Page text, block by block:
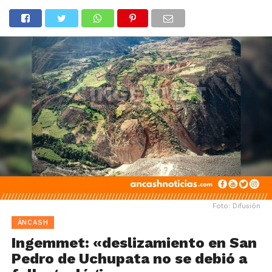
Foto: Difusión
ÁNCASH
Ingemmet: «deslizamiento en San
Pedro de Uchupata no se debió a